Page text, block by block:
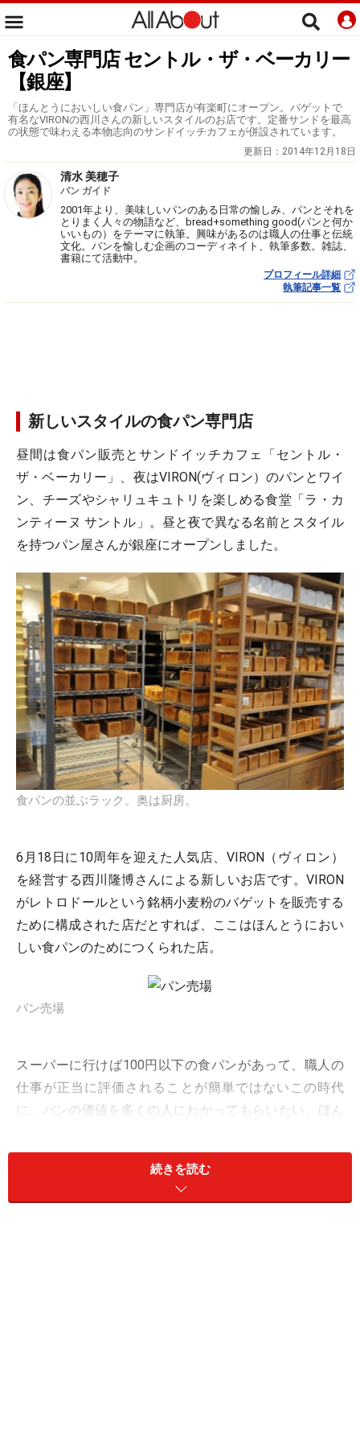
食パン専門店 セントル・ザ・ベーカリー
【銀座】
「ほんとうにおいしい食パン」専門店が有楽町にオープン。バゲットで
有名なVIRONの西川さんの新しいスタイルのお店です。定番サンドを最高
の状態で味わえる本物志向のサンドイッチカフェが併設されています。
更新日： 2014年12月18日
清水 美穂子
パン ガイド
2001年より、美味しいパンのある日常の愉しみ、パンとそれを
とりまく人々の物語など、bread+something good(パンと何か
いいもの）をテーマに執筆。興味があるのは職人の仕事と伝統
文化。パンを愉しむ企画のコーディネイト、執筆多数。雑誌、
書籍にて活動中。
プロフィール詳細
執筆記事一覧
新しいスタイルの食パン専門店
昼間は食パン販売とサンドイッチカフェ「セントル・
ザ・ベーカリー」、夜はVIRON(ヴィロン）のパンとワイ
ン、チーズやシャリュキュトリを楽しめる食堂「ラ・カ
ンティーヌ サントル」。昼と夜で異なる名前とスタイル
を持つパン屋さんが銀座にオープンしました。
食パンの並ぶラック。奥は厨房。
6月18日に10周年を迎えた人気店、VIRON（ヴィロン）
を経営する西川隆博さんによる新しいお店です。VIRON
がレトロドールという銘柄小麦粉のバゲットを販売する
ために構成された店だとすれば、ここはほんとうにおい
しい食パンのためにつくられた店。
パン売場
スーパーに行けば100円以下の食パンがあって、職人の
仕事が正当に評価されることが簡単ではないこの時代
に、パンの価値を多くの人にわかってもらいたい。ほん
出したい。彼の想いは10年前のインタビューの時と変わ
ることはありませんでした。
続きを読む